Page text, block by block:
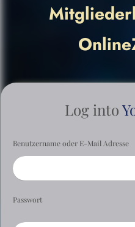
Log into
Benutzername oder E-Mail Adresse
Passwort